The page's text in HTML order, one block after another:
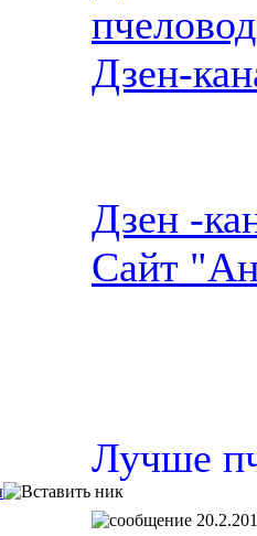
Дзен-
Дзен -
Сайт
Лучше